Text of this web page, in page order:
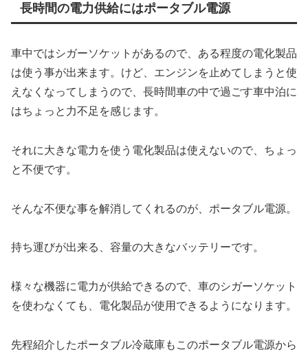
長時間の電力供給にはポータブル電源
車中ではシガーソケットがあるので、ある程度の電化製品
は使う事が出来ます。けど、エンジンを止めてしまうと使
えなくなってしまうので、長時間車の中で過ごす車中泊に
はちょっと力不足を感じます。
それに大きな電力を使う電化製品は使えないので、ちょっ
と不便です。
そんな不便な事を解消してくれるのが、ポータブル電源。
持ち運びが出来る、容量の大きなバッテリーです。
様々な機器に電力が供給できるので、車のシガーソケット
を使わなくても、電化製品が使用できるようになります。
先程紹介したポータブル冷蔵庫もこのポータブル電源から